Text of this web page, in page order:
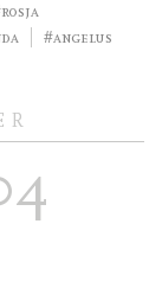
#Angelus